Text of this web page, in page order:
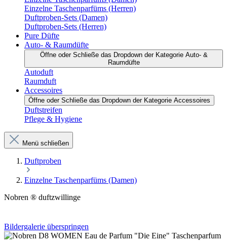
Einzelne Taschenparfüms (Herren)
Duftproben-Sets (Damen)
Duftproben-Sets (Herren)
Pure Düfte
Auto- & Raumdüfte
Öffne oder Schließe das Dropdown der Kategorie Auto- &
Raumdüfte
Autoduft
Raumduft
Accessoires
Öffne oder Schließe das Dropdown der Kategorie Accessoires
Duftstreifen
Pflege & Hygiene
Menü schließen
Duftproben
Einzelne Taschenparfüms (Damen)
Nobren ® duftzwillinge
Bildergalerie überspringen